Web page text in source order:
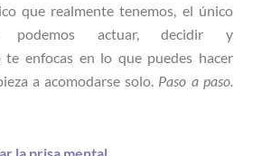
que realmente tenemos, el único
podemos actuar, decidir y
te enfocas en lo que puedes hacer
a acomodarse solo. Paso a paso.